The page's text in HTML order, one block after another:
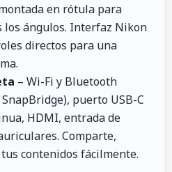
en rótula para
los ángulos. Interfaz Nikon
directos para una
– Wi-Fi y Bluetooth
puerto USB-C
HDMI, entrada de
Comparte,
contenidos fácilmente.